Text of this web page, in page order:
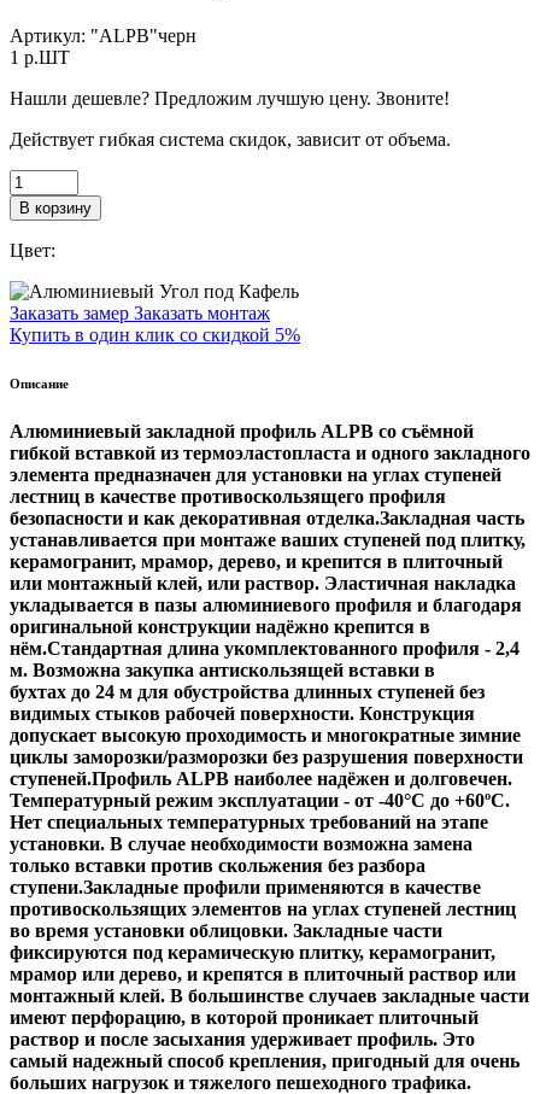
Артикул: "ALPB"черн
1 p.ШТ
Нашли дешевле? Предложим лучшую цену. Звоните!
Действует гибкая система скидок, зависит от объема.
В корзину
Цвет:
Заказать замер Заказать монтаж
Купить в один клик со скидкой 5%
Описание
Алюминиевый закладной профиль ALPB со съёмной
гибкой вставкой из термоэластопласта и одного закладного
элемента предназначен для установки на углах ступеней
лестниц в качестве противоскользящего профиля
безопасности и как декоративная отделка.Закладная часть
устанавливается при монтаже ваших ступеней под плитку,
керамогранит, мрамор, дерево, и крепится в плиточный
или монтажный клей, или раствор. Эластичная накладка
укладывается в пазы алюминиевого профиля и благодаря
оригинальной конструкции надёжно крепится в
нём.Стандартная длина укомплектованного профиля - 2,4
м. Возможна закупка антискользящей вставки в
бухтах до 24 м для обустройства длинных ступеней без
видимых стыков рабочей поверхности. Конструкция
допускает высокую проходимость и многократные зимние
циклы заморозки/разморозки без разрушения поверхности
ступеней.Профиль ALPB наиболее надёжен и долговечен.
Температурный режим эксплуатации - от -40°С до +60ºС.
Нет специальных температурных требований на этапе
установки. В случае необходимости возможна замена
только вставки против скольжения без разбора
ступени.Закладные профили применяются в качестве
противоскользящих элементов на углах ступеней лестниц
во время установки облицовки. Закладные части
фиксируются под керамическую плитку, керамогранит,
мрамор или дерево, и крепятся в плиточный раствор или
монтажный клей. В большинстве случаев закладные части
имеют перфорацию, в которой проникает плиточный
раствор и после засыхания удерживает профиль. Это
самый надежный способ крепления, пригодный для очень
больших нагрузок и тяжелого пешеходного трафика.